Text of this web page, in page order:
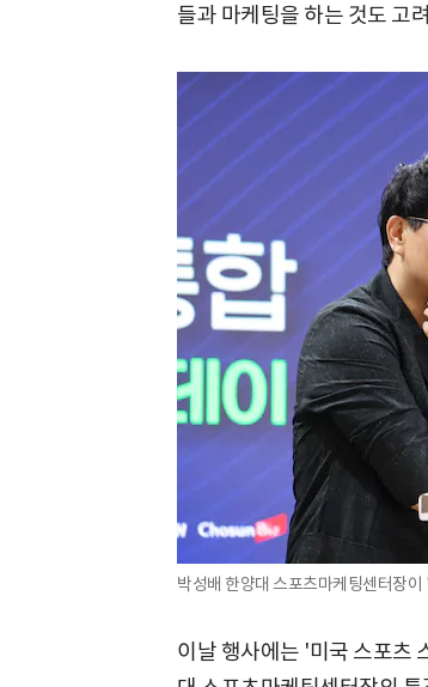
들과 마케팅을 하는 것도 고
박성배 한양대 스포츠마케팅센터장
이날 행사에는 '미국 스포츠